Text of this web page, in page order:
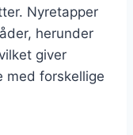
Nyretapper
herunder
giver
med forskellige